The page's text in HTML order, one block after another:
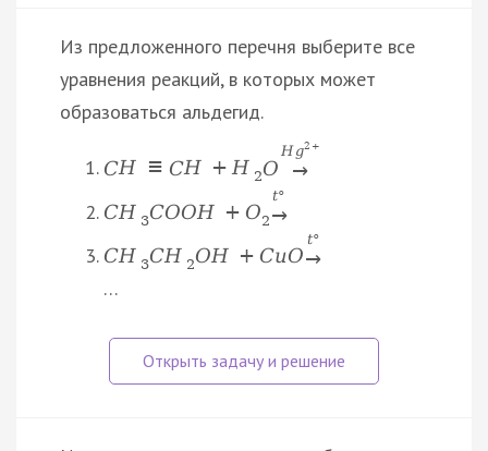
Из предложенного перечня выберите все
уравнения реакций, в которых может
образоваться альдегид.
CH ≡ CH + H 2O
H g2 +
→
CH 3COOH + O2
t°
→
CH 3CH 2OH + CuO
t°
→
…